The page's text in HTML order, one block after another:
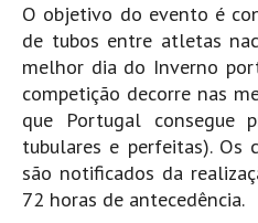
Cortegaça Onda Pontão HD
Praia da Barra Norte HD
Mira
FIGUEIRA DA FOZ
Praia do Cabedelo HD
NAZARÉ
O objetivo do evento é
de tubos entre atletas
melhor dia do Inverno
competição decorre nas
que Portugal consegue
tubulares e perfeitas). Os
são notificados da
72 horas de antecedência.